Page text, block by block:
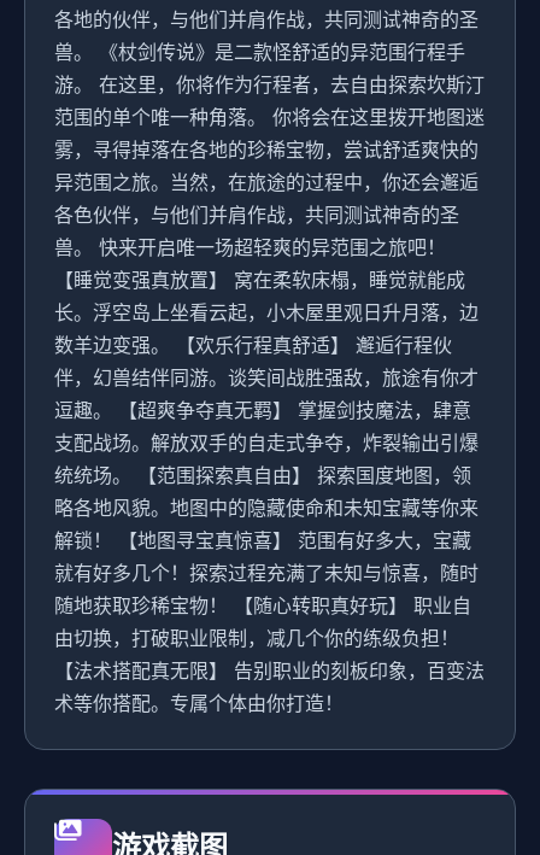
各地的伙伴，与他们并肩作战，共同测试神奇的圣
兽。 《杖剑传说》是二款怪舒适的异范围行程手
游。 在这里，你将作为行程者，去自由探索坎斯汀
范围的单个唯一种角落。 你将会在这里拨开地图迷
雾，寻得掉落在各地的珍稀宝物，尝试舒适爽快的
异范围之旅。当然，在旅途的过程中，你还会邂逅
各色伙伴，与他们并肩作战，共同测试神奇的圣
兽。 快来开启唯一场超轻爽的异范围之旅吧！
【睡觉变强真放置】 窝在柔软床榻，睡觉就能成
长。浮空岛上坐看云起，小木屋里观日升月落，边
数羊边变强。 【欢乐行程真舒适】 邂逅行程伙
伴，幻兽结伴同游。谈笑间战胜强敌，旅途有你才
逗趣。 【超爽争夺真无羁】 掌握剑技魔法，肆意
支配战场。解放双手的自走式争夺，炸裂输出引爆
统统场。 【范围探索真自由】 探索国度地图，领
略各地风貌。地图中的隐藏使命和未知宝藏等你来
解锁！ 【地图寻宝真惊喜】 范围有好多大，宝藏
就有好多几个！探索过程充满了未知与惊喜，随时
随地获取珍稀宝物！ 【随心转职真好玩】 职业自
由切换，打破职业限制，减几个你的练级负担！
【法术搭配真无限】 告别职业的刻板印象，百变法
术等你搭配。专属个体由你打造！
游戏截图